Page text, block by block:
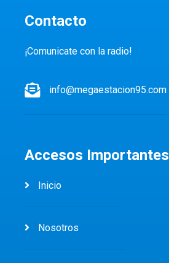
Contacto
¡Comunicate con la radio!
info@megaestacion95.com
Accesos Importantes
Inicio
Nosotros